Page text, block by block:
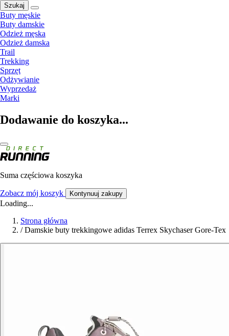
Szukaj
Buty męskie
Buty damskie
Odzież męska
Odzież damska
Trail
Trekking
Sprzęt
Odżywianie
Wyprzedaż
Marki
Dodawanie do koszyka...
Suma częściowa koszyka
Zobacz mój koszyk Kontynuuj zakupy
Loading...
Strona główna
/ Damskie buty trekkingowe adidas Terrex Skychaser Gore-Tex